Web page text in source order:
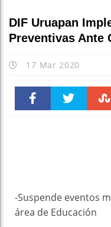
DIF Uruapan
Preventivas Ante
17 Mar 2020
-Suspende eventos
área de Educación